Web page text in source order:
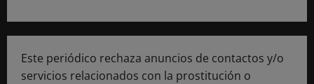
Este periódico rechaza anuncios de contactos y/o
servicios relacionados con la prostitución o